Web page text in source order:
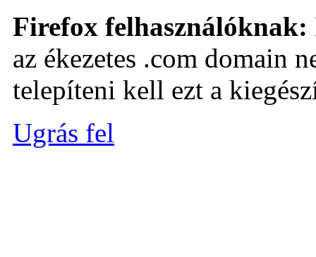
Firefox felhasználóknak:
az ékezetes .com domain
telepíteni kell ezt a
Ugrás fel